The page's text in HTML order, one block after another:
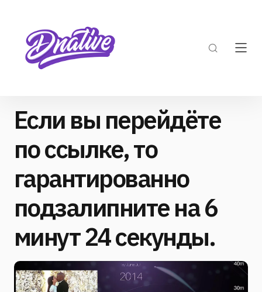
Если вы перейдёте
по ссылке, то
гарантированно
подзалипните на 6
минут 24 секунды.